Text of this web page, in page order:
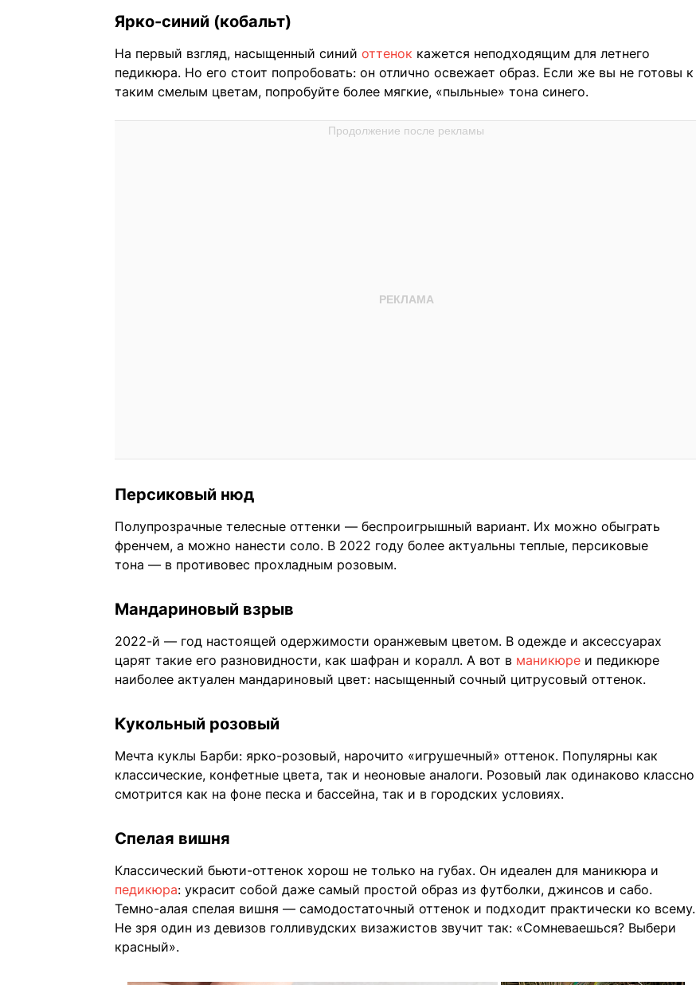
Ярко-синий (кобальт)
На первый взгляд, насыщенный синий оттенок кажется неподходящим для летнего
педикюра. Но его стоит попробовать: он отлично освежает образ. Если же вы не готовы к
таким смелым цветам, попробуйте более мягкие, «пыльные» тона синего.
Персиковый нюд
Полупрозрачные телесные оттенки — беспроигрышный вариант. Их можно обыграть
френчем, а можно нанести соло. В 2022 году более актуальны теплые, персиковые
тона — в противовес прохладным розовым.
Мандариновый взрыв
2022-й — год настоящей одержимости оранжевым цветом. В одежде и аксессуарах
царят такие его разновидности, как шафран и коралл. А вот в маникюре и педикюре
наиболее актуален мандариновый цвет: насыщенный сочный цитрусовый оттенок.
Кукольный розовый
Мечта куклы Барби: ярко-розовый, нарочито «игрушечный» оттенок. Популярны как
классические, конфетные цвета, так и неоновые аналоги. Розовый лак одинаково классно
смотрится как на фоне песка и бассейна, так и в городских условиях.
Спелая вишня
Классический бьюти-оттенок хорош не только на губах. Он идеален для маникюра и
педикюра: украсит собой даже самый простой образ из футболки, джинсов и сабо.
Темно-алая спелая вишня — самодостаточный оттенок и подходит практически ко всему.
Не зря один из девизов голливудских визажистов звучит так: «Сомневаешься? Выбери
красный».